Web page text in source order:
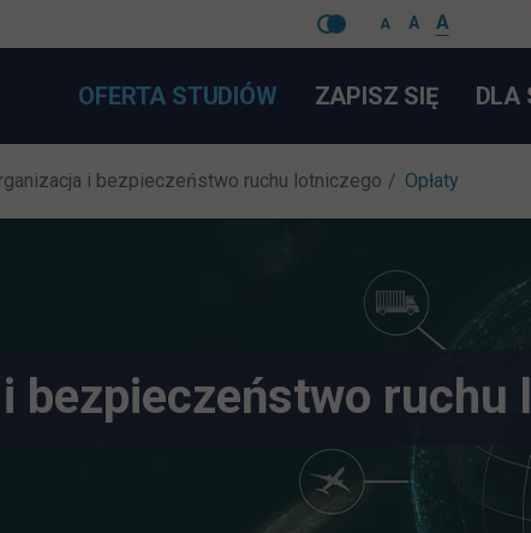
A A A
nawigacje
OFERTA STUDIÓW ZAPISZ SIĘLINKDLA
i bezpieczeństwo ruchu lotniczego Opłaty
bezpieczeństwo ruchu